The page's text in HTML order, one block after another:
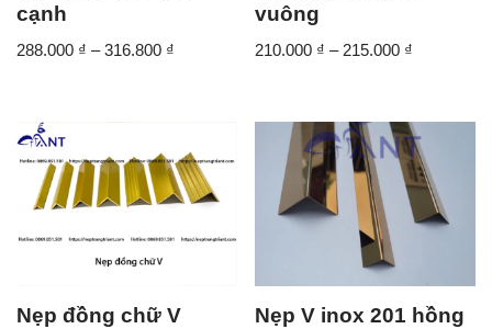
cạnh
288.000 ₫ – 316.800 ₫
vuông
210.000 ₫ – 215.000 ₫
Nẹp đồng chữ V
Nẹp V inox 201 hồng